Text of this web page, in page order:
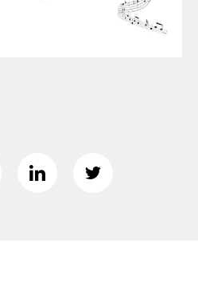
Tantsupidu
Juures”
ERTALi